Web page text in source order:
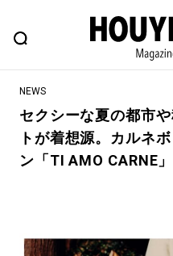
FEATURE
ヒップなファッション、カル
#注目のタグ
NEWS
セクシーな夏の都市
トが着想源。カルネ
ン「TI AMO CARNE